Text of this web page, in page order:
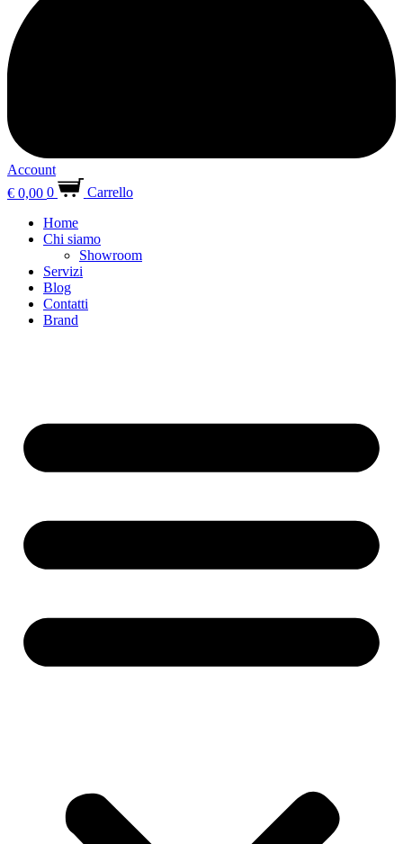
Account
€ 0,00 0
Carrello
Home
Chi siamo
Showroom
Servizi
Blog
Contatti
Brand